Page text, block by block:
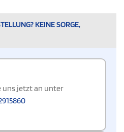
KEINE SORGE,
uns jetzt an unter